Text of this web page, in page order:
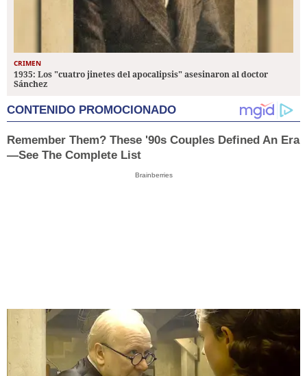
CRIMEN
1935: Los "cuatro jinetes del apocalipsis" asesinaron al doctor
Sánchez
CONTENIDO PROMOCIONADO
Remember Them? These '90s Couples Defined An Era
—See The Complete List
Brainberries